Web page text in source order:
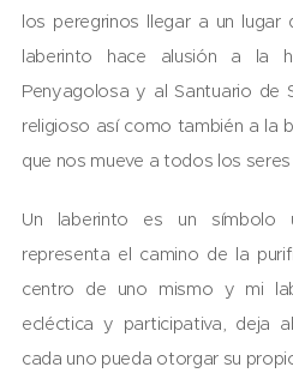
los peregrinos llegar a un
laberinto hace alusión a la
Penyagolosa y al Santuario de
religioso así como también a la
que nos mueve a todos los
Un laberinto es un símbolo
representa el camino de la
centro de uno mismo y mi
ecléctica y participativa, deja
cada uno pueda otorgar su